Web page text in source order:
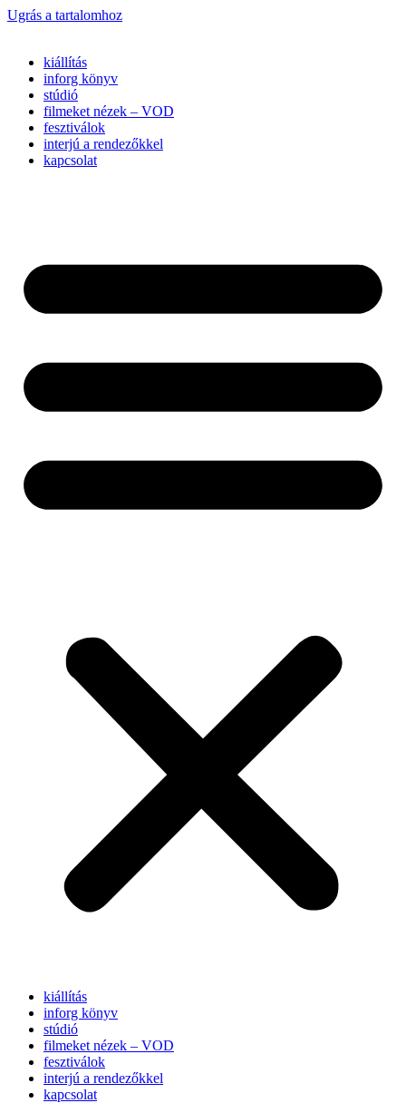
Ugrás a tartalomhoz
kiállítás
inforg könyv
stúdió
filmeket nézek – VOD
fesztiválok
interjú a rendezőkkel
kapcsolat
kiállítás
inforg könyv
stúdió
filmeket nézek – VOD
fesztiválok
interjú a rendezőkkel
kapcsolat